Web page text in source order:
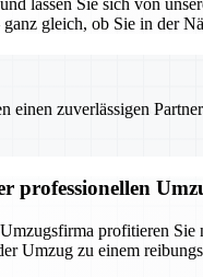
lassen Sie sich von
gleich, ob Sie in der
einen zuverlässigen
professionellen
profitieren
Umzug zu einem